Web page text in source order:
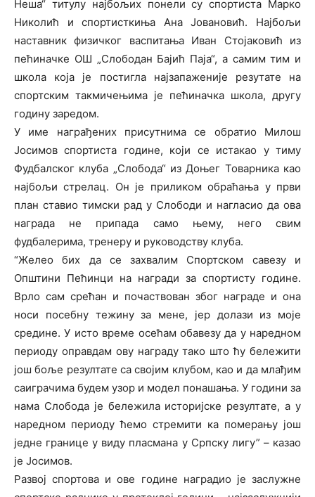
Неша“ титулу најбољих понели су спортиста Марко
Николић и спортисткиња Ана Јовановић. Најбољи
наставник физичког васпитања Иван Стојаковић из
пећиначке ОШ „Слободан Бајић Паја“, а самим тим и
школа која је постигла најзапаженије резутате на
спортским такмичењима је пећиначка школа, другу
годину заредом.
У име награђених присутнима се обратио Милош
Јосимов спортиста године, који се истакао у тиму
Фудбалског клуба „Слобода“ из Доњег Товарника као
најбољи стрелац. Он је приликом обраћања у први
план ставио тимски рад у Слободи и нагласио да ова
награда не припада само њему, него свим
фудбалерима, тренеру и руководству клуба.
“Желео бих да се захвалим Спортском савезу и
Општини Пећинци на награди за спортисту године.
Врло сам срећан и почаствован због награде и она
носи посебну тежину за мене, јер долази из моје
средине. У исто време осећам обавезу да у наредном
периоду оправдам ову награду тако што ћу бележити
још боље резултате са својим клубом, као и да млађим
саиграчима будем узор и модел понашања. У години за
нама Слобода је бележила историјске резултате, а у
наредном периоду ћемо стремити ка померању још
једне границе у виду пласмана у Српску лигу” – казао
је Јосимов.
Развој спортова и ове године наградио је заслужне